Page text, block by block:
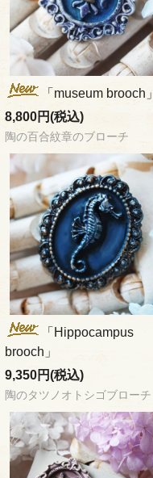
「museum brooch」
8,800円(税込)
陶の百合紋章のブローチ
「Hippocampus
brooch」
9,350円(税込)
陶のタツノオトシゴブローチ